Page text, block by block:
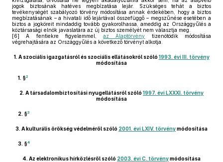
jogok biztosának hatéves megbízatása lejár. Szükséges tehát a biztos
tevékenységét szabályozó törvény módosítása annak érdekében, hogy a biztos
megbízatásának – a hivatali idő lejártával összefüggő – megszűnése esetében a
biztos a jogköreit mindaddig tovább gyakorolhassa, ameddig az Országgyűlés a
köztársasági elnök javaslatára az új biztos személyét nem választja meg.
[6] A fentiekre figyelemmel,az Alaptörvény tizenötödik módosítása
végrehajtására az Országgyűlés a következő törvényt alkotja.
1. A szociális igazgatásról és szociális ellátásokról szóló 1993. évi III. törvény
módosítása
1. §2
2. A társadalombiztosítási nyugellátásról szóló 1997. évi LXXXI. törvény
módosítása
2. §3
3. A kulturális örökség védelméről szóló 2001. évi LXIV. törvénymódosítása
3. §4
4. Az elektronikus hírközlésről szóló 2003. évi C. törvénymódosítása